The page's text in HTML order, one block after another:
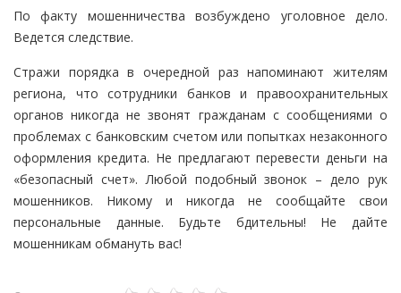
По факту мошенничества возбуждено уголовное дело.
Ведется следствие.
Стражи порядка в очередной раз напоминают жителям
региона, что сотрудники банков и правоохранительных
органов никогда не звонят гражданам с сообщениями о
проблемах с банковским счетом или попытках незаконного
оформления кредита. Не предлагают перевести деньги на
«безопасный счет». Любой подобный звонок – дело рук
мошенников. Никому и никогда не сообщайте свои
персональные данные. Будьте бдительны! Не дайте
мошенникам обмануть вас!